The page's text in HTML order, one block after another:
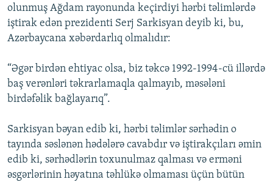
olunmuş Ağdam rayonunda keçirdiyi hərbi təlimlərdə
iştirak edən prezidenti Serj Sarkisyan deyib ki, bu,
Azərbaycana xəbərdarlıq olmalıdır:
“Əgər birdən ehtiyac olsa, biz təkcə 1992-1994-cü illərdə
baş verənləri təkrarlamaqla qalmayıb, məsələni
birdəfəlik bağlayarıq”.
Sarkisyan bəyan edib ki, hərbi təlimlər sərhədin o
tayında səslənən hədələrə cavabdır və iştirakçıları əmin
edib ki, sərhədlərin toxunulmaz qalması və erməni
əsgərlərinin həyatına təhlükə olmaması üçün bütün